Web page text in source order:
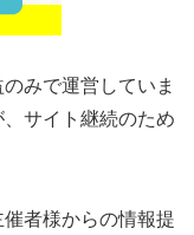
みで運営していま
サイト継続のため
者様からの情報提